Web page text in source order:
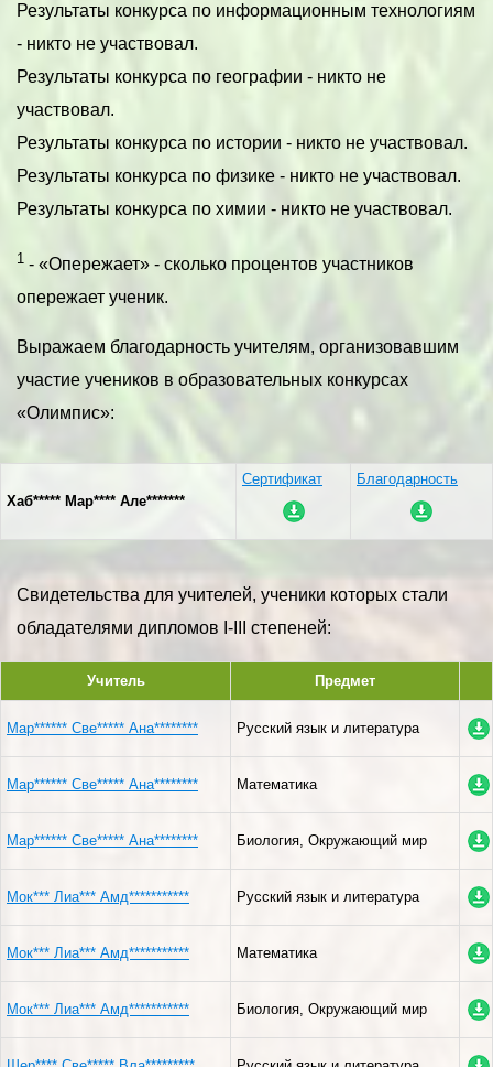
Результаты конкурса по информационным технологиям
- никто не участвовал.
Результаты конкурса по географии - никто не
участвовал.
Результаты конкурса по истории - никто не участвовал.
Результаты конкурса по физике - никто не участвовал.
Результаты конкурса по химии - никто не участвовал.
1 - «Опережает» - сколько процентов участников
опережает ученик.
Выражаем благодарность учителям, организовавшим
участие учеников в образовательных конкурсах
«Олимпис»:
Хаб***** Мар**** Але*******
Сертификат Благодарность
Свидетельства для учителей, ученики которых стали
обладателями дипломов I-III степеней:
Учитель Предмет
Мар****** Све***** Ана******** Русский язык и литература
Мар****** Све***** Ана******** Математика
Мар****** Све***** Ана******** Биология, Окружающий мир
Мок*** Лиа*** Амд*********** Русский язык и литература
Мок*** Лиа*** Амд*********** Математика
Мок*** Лиа*** Амд*********** Биология, Окружающий мир